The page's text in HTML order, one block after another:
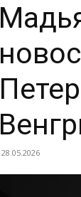
28.05.2026